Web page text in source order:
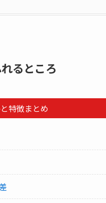
るところ
特徴まとめ